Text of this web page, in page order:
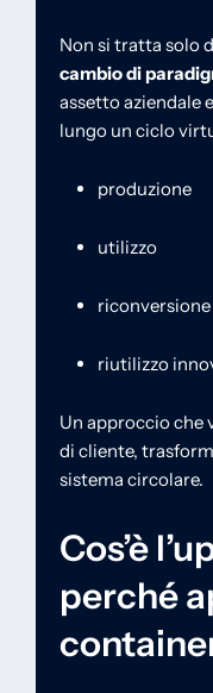
Non si tratta solo
cambio di
assetto aziendale
lungo un ciclo
produzione
utilizzo
riconversione
riutilizzo
Un approccio che
di cliente,
sistema circolare.
Cos’è
perché